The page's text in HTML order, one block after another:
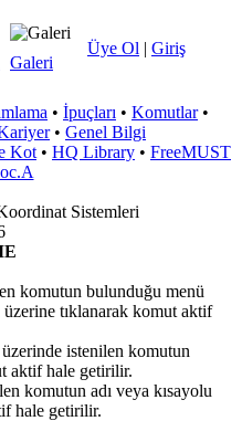
Üye Ol | Giriş
Galeri
• İpuçları • Komutlar•
• Genel Bilgi
Kot • HQ Library • FreeMUST
Sistemleri
komutun bulunduğu menü
tıklanarak komut aktif
üzerinde istenilen komutun
aktif hale getirilir.
komutun adı veya kısayolu
hale getirilir.